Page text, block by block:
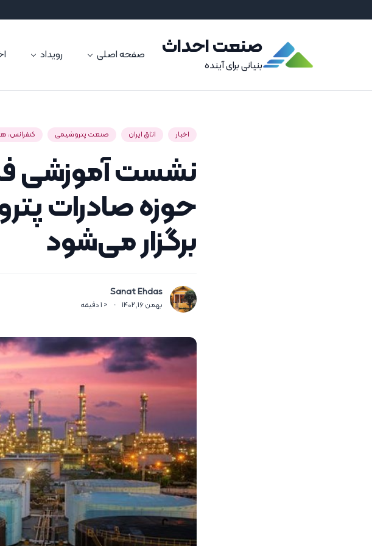
صنعت احداث
بنیانی برای آینده
صفحه اصلی رویداد
اخبار اتاق ایران صنعت پتروشیمی کنفرانس،
نشست آموزشی
برگزار می‌شود
Sanat Ehdas
بهمن 16, 1402 ·
< 1 دقیقه